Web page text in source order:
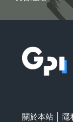
關於本站 隱